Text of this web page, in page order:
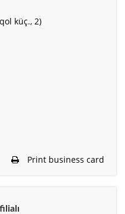
küç., 2)
Print business card